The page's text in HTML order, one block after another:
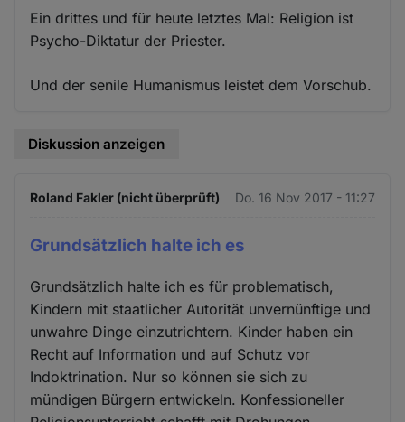
Ein drittes und für heute letztes Mal: Religion ist
Psycho-Diktatur der Priester.
Und der senile Humanismus leistet dem Vorschub.
Diskussion anzeigen
Roland Fakler (nicht überprüft) Do. 16 Nov 2017 - 11:27
Grundsätzlich halte ich es
Grundsätzlich halte ich es für problematisch,
Kindern mit staatlicher Autorität unvernünftige und
unwahre Dinge einzutrichtern. Kinder haben ein
Recht auf Information und auf Schutz vor
Indoktrination. Nur so können sie sich zu
mündigen Bürgern entwickeln. Konfessioneller